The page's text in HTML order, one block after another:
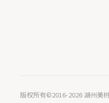
版权所有©2016-2026 湖州美